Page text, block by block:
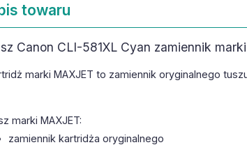
towaru
Canon CLI-581XL Cyan zamiennik
marki MAXJET to zamiennik oryginalnego
marki MAXJET:
zamiennik kartridża oryginalnego